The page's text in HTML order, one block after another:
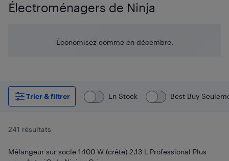
Électroménagers de Ninja
Économisez comme en décembre.
Trier & filtrer En Stock Best Buy
241 résultats
Mélangeur sur socle 1400 W (crête) 2,13 L Professional Plus